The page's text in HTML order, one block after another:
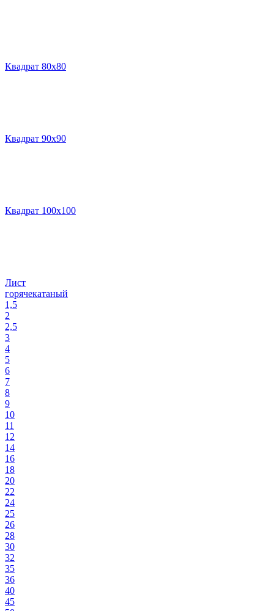
Квадрат 80х80
Квадрат 90х90
Квадрат 100х100
Лист
горячекатаный
1,5
2
2,5
3
4
5
6
7
8
9
10
11
12
14
16
18
20
22
24
25
26
28
30
32
35
36
40
45